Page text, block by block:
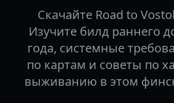
Скачайте Road to
Изучите билд раннего
года, системные
по картам и советы по
выживанию в этом